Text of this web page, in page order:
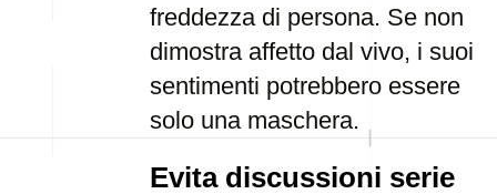
freddezza di persona. Se non
dimostra affetto dal vivo, i suoi
sentimenti potrebbero essere
solo una maschera.
Evita discussioni serie